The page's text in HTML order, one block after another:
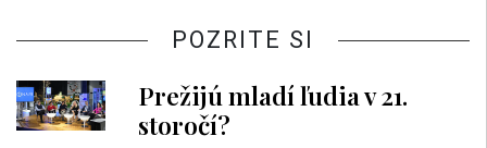
POZRITE SI
Prežijú mladí ľudia v 21.
storočí?